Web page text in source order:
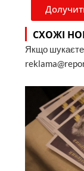
СХОЖІ
Якщо шукаєте